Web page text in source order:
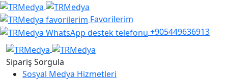
Favorilerim
+905449636913
Sipariş Sorgula
Sosyal Medya Hizmetleri